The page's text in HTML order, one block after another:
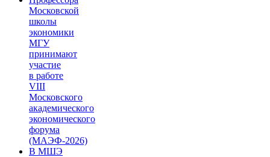
Московской
школы
экономики
МГУ
принимают
участие
в работе
VIII
Московского
академического
экономического
форума
(МАЭФ-2026)
В МШЭ